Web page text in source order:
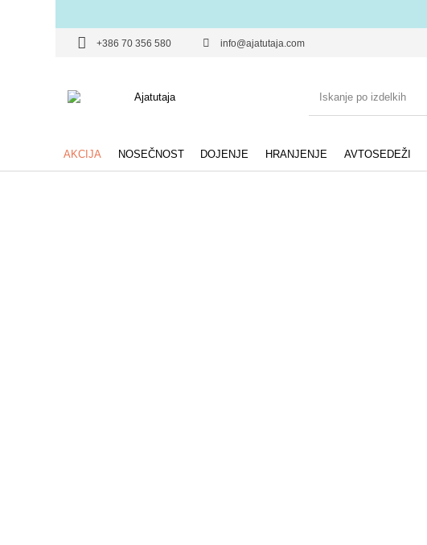
+386 70 356 580 info@ajatutaja.com
AKCIJA NOSEČNOST DOJENJE HRANJENJE AVTOSEDEŽI